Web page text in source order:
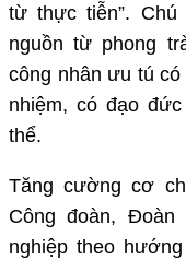
từ thực tiễn”.
nguồn từ phong
công nhân ưu tú
nhiệm, có đạo
thể.
Tăng cường cơ
Công đoàn, Đoàn
nghiệp theo